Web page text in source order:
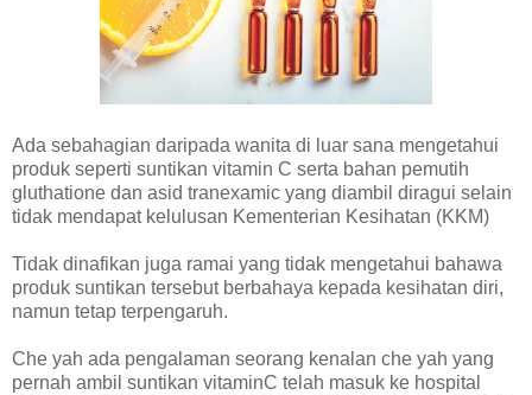
Ada sebahagian daripada wanita di luar sana mengetahui
produk seperti suntikan vitamin C serta bahan pemutih
gluthatione dan asid tranexamic yang diambil diragui selain
tidak mendapat kelulusan Kementerian Kesihatan (KKM)
Tidak dinafikan juga ramai yang tidak mengetahui bahawa
produk suntikan tersebut berbahaya kepada kesihatan diri,
namun tetap terpengaruh.
Che yah ada pengalaman seorang kenalan che yah yang
pernah ambil suntikan vitaminC telah masuk ke hospital